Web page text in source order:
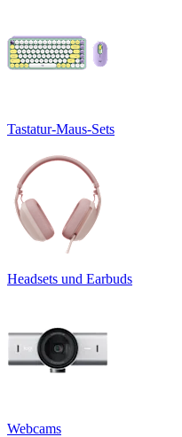
Tastatur-Maus-Sets
Headsets und Earbuds
Webcams